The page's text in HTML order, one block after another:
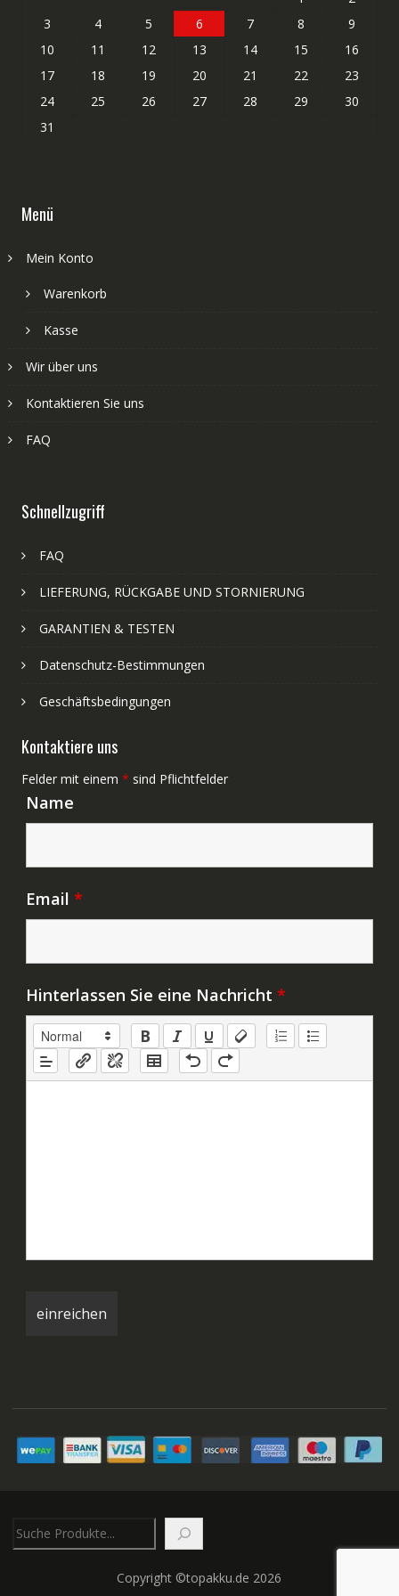
3
4 5 6 7 8
9
10
11 12 13 14 15
16
17
18 19 20 21 22
23
24
25 26 27 28 29
30
31
Menü
Mein Konto
Warenkorb
Kasse
Wir über uns
Kontaktieren Sie uns
FAQ
Schnellzugriff
FAQ
LIEFERUNG, RÜCKGABE UND STORNIERUNG
GARANTIEN & TESTEN
Datenschutz-Bestimmungen
Geschäftsbedingungen
Kontaktiere uns
Felder mit einem * sind Pflichtfelder
Name
Email *
Hinterlassen Sie eine Nachricht *
Copyright ©topakku.de 2026